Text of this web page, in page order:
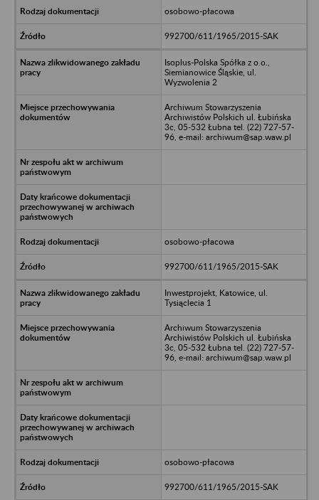
osobowo-płacowa
992700/611/1965/2015-SAK
Isoplus-Polska Spółka z o.o.,
Siemianowice Śląskie, ul.
Wyzwolenia 2
Archiwum Stowarzyszenia
Archiwistów Polskich ul. Łubińska
3c, 05-532 Łubna tel. (22) 727-57-
96, e-mail: archiwum@sap.waw.pl
osobowo-płacowa
992700/611/1965/2015-SAK
Inwestprojekt, Katowice, ul.
Tysiąclecia 1
Archiwum Stowarzyszenia
Archiwistów Polskich ul. Łubińska
3c, 05-532 Łubna tel. (22) 727-57-
96, e-mail: archiwum@sap.waw.pl
osobowo-płacowa
992700/611/1965/2015-SAK